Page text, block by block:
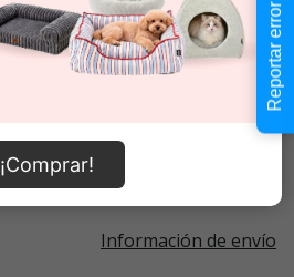
Cantidad:
- +
al carrito
Información de envío
¡Comprar!
Reportar error